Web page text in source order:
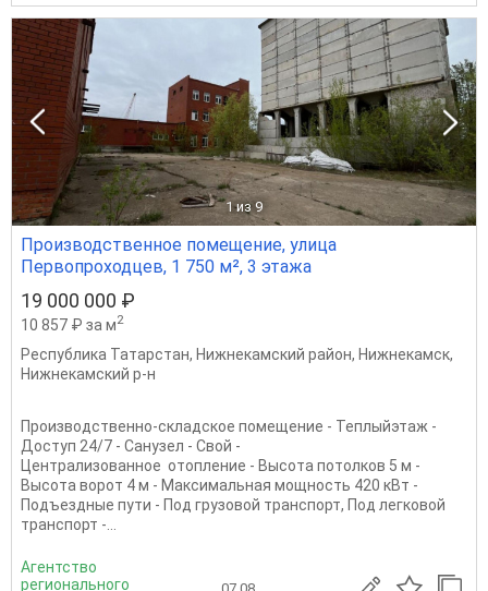
1 из 9
Производственное помещение, улица
Первопроходцев, 1 750 м², 3 этажа
19 000 000 ₽
10 857 ₽ за м2
Республика Татарстан, Нижнекамский район, Нижнекамск,
Нижнекамский р-н
Производственно-складское помещение - Теплыйэтаж -
Доступ 24/7 - Санузел - Свой -
Централизованное отопление - Высота потолков 5 м -
Высота ворот 4 м - Максимальная мощность 420 кВт -
Подъездные пути - Под грузовой транспорт, Под легковой
транспорт -...
Агентство
регионального